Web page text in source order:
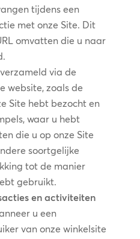
tijdens een
met onze Site. Dit
omvatten die u naar
via de
website, zoals de
Site hebt bezocht en
waar u hebt
die u op onze Site
soortgelijke
tot de manier
gebruikt.
en activiteiten
u een
van onze winkelsite